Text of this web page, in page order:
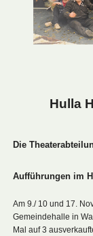
Hulla
Die
Aufführungen im
Am 9./ 10 und 17.
Gemeindehalle in
Mal auf 3